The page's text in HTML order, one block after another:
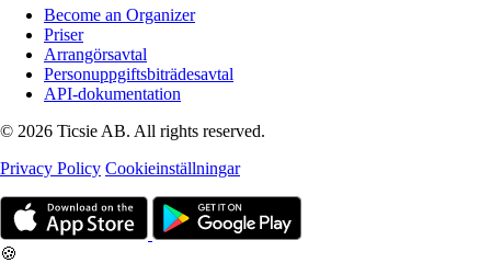
Become an Organizer
Priser
Arrangörsavtal
Personuppgiftsbiträdesavtal
API-dokumentation
© 2026 Ticsie AB. All rights reserved.
Privacy Policy Cookieinställningar
🍪